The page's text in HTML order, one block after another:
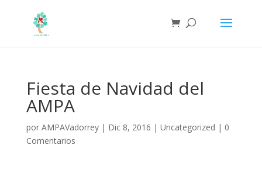
Fiesta de Navidad del
AMPA
por AMPAVadorrey| Dic 8, 2016 | Uncategorized | 0
Comentarios